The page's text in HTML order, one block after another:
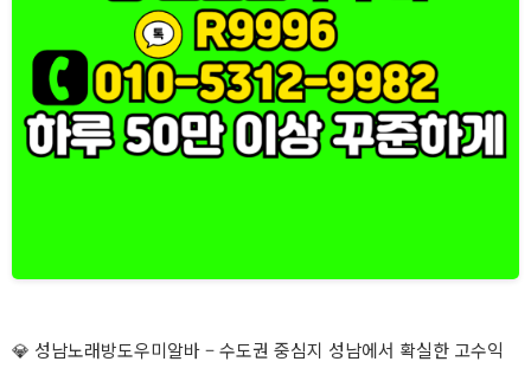
💎 성남노래방도우미알바 – 수도권 중심지 성남에서 확실한 고수익